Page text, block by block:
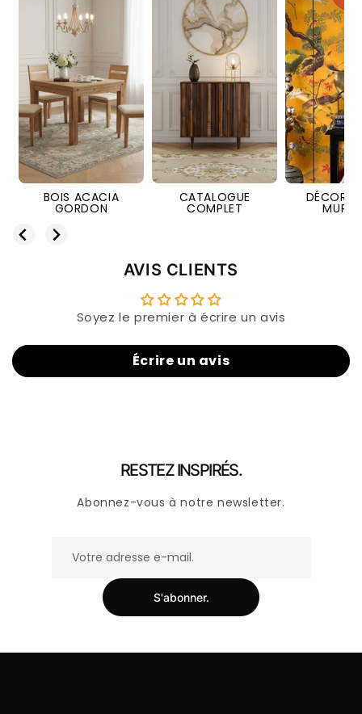
CATALOGUE
COMPLET
DÉCORATIONS
MURALES
MIROIRS
AVIS CLIENTS
Soyez le premier à écrire un avis
Écrire un avis
RESTEZ INSPIRÉS.
Abonnez-vous à notre newsletter.
S'abonner.